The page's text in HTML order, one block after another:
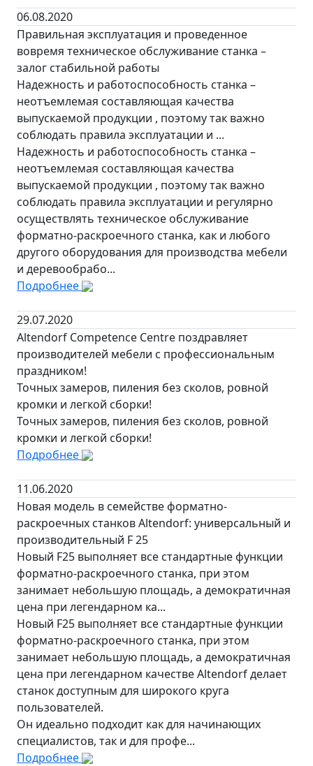
06.08.2020
Правильная эксплуатация и проведенное
вовремя техническое обслуживание станка –
залог стабильной работы
Надежность и работоспособность станка –
неотъемлемая составляющая качества
выпускаемой продукции , поэтому так важно
соблюдать правила эксплуатации и ...
Надежность и работоспособность станка –
неотъемлемая составляющая качества
выпускаемой продукции , поэтому так важно
соблюдать правила эксплуатации и регулярно
осуществлять техническое обслуживание
форматно-раскроечного станка, как и любого
другого оборудования для производства мебели
и деревообрабо...
Подробнее
29.07.2020
Altendorf Competence Centre поздравляет
производителей мебели с профессиональным
праздником!
Точных замеров, пиления без сколов, ровной
кромки и легкой сборки!
Точных замеров, пиления без сколов, ровной
кромки и легкой сборки!
Подробнее
11.06.2020
Новая модель в семействе форматно-
раскроечных станков Altendorf: универсальный и
производительный F 25
Новый F25 выполняет все стандартные функции
форматно-раскроечного станка, при этом
занимает небольшую площадь, а демократичная
цена при легендарном ка...
Новый F25 выполняет все стандартные функции
форматно-раскроечного станка, при этом
занимает небольшую площадь, а демократичная
цена при легендарном качестве Altendorf делает
станок доступным для широкого круга
пользователей.
Он идеально подходит как для начинающих
специалистов, так и для профе...
Подробнее